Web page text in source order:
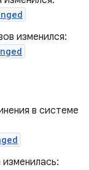
изменился:
в системе